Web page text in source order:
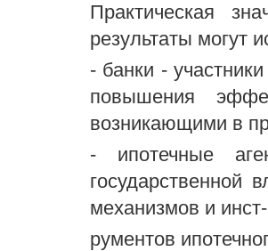
Практическая
результаты могут
- банки -
повышения
возникающими в
- ипотечные
государственной
механизмов и инст-
рументов